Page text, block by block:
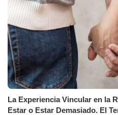
La Experiencia Vincular en la
Estar o Estar Demasiado. El